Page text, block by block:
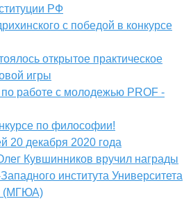
РФ
с победой в конкурсе
открытое практическое
игры
работе с молодежью PROF -
по философии!
20 декабря 2020 года
Кувшинников вручил награды
института Университета
(МГЮА)